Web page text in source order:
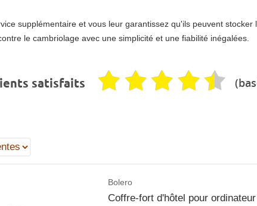
supplémentaire et vous leur garantissez qu'ils peuvent
le cambriolage avec une simplicité et une fiabilité inégalées.
satisfaits
Bolero
Coffre-fort d'hôtel pour